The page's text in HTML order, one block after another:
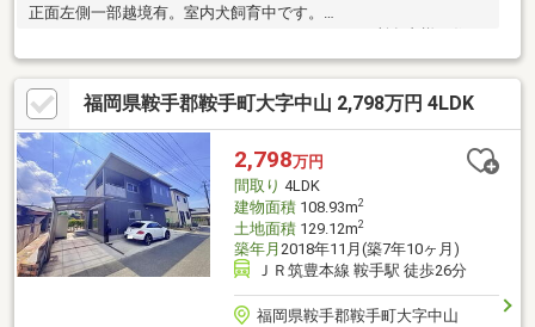
正面左側一部越境有。室内犬飼育中です。
でおられますので事前に日程調整が必要です。できるだけご希望
日で調整をしますのでお早めにご連絡ください。営業時間 10時～
16時（休：水曜日、第2、3火曜日） お気軽にお電話ください
0120-210-393━━━━━━━━━━━━━━━━━━━━━━□□
福岡県鞍手郡鞍手町大字中山 2,798万円 4LDK
2,798万円
間取り 4LDK
建物面積108.93m2
土地面積129.12m2
築年月 2018年11月(築7年10ヶ月)
ＪＲ筑豊本線 鞍手駅 徒歩26分
福岡県鞍手郡鞍手町大字中山